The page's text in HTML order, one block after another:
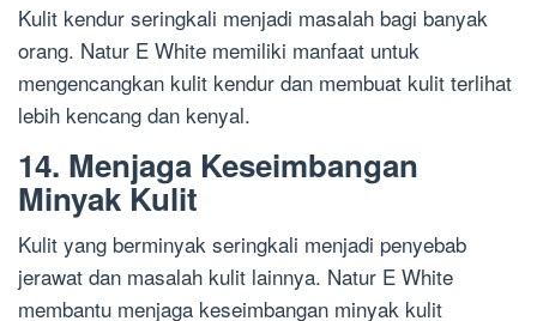
Kulit kendur seringkali menjadi masalah bagi banyak
orang. Natur E White memiliki manfaat untuk
mengencangkan kulit kendur dan membuat kulit terlihat
lebih kencang dan kenyal.
14. Menjaga Keseimbangan
Minyak Kulit
Kulit yang berminyak seringkali menjadi penyebab
jerawat dan masalah kulit lainnya. Natur E White
membantu menjaga keseimbangan minyak kulit